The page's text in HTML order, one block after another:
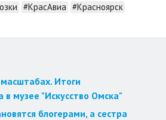
#КрасАвиа #Красноярск
Итоги
в музее "Искусство Омска"
блогерами, а сестра